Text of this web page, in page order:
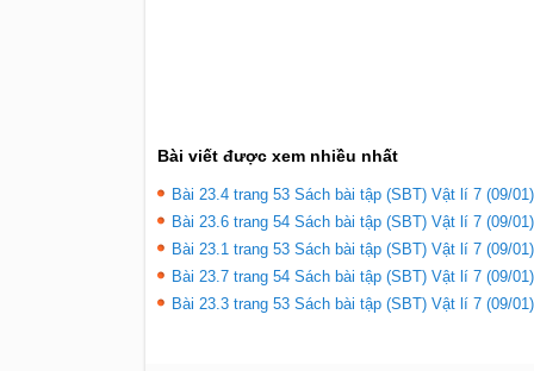
Bài viết được xem nhiều nhất
Bài 23.4 trang 53 Sách bài tập (SBT) Vật lí 7 (09/01)
Bài 23.6 trang 54 Sách bài tập (SBT) Vật lí 7 (09/01)
Bài 23.1 trang 53 Sách bài tập (SBT) Vật lí 7 (09/01)
Bài 23.7 trang 54 Sách bài tập (SBT) Vật lí 7 (09/01)
Bài 23.3 trang 53 Sách bài tập (SBT) Vật lí 7 (09/01)